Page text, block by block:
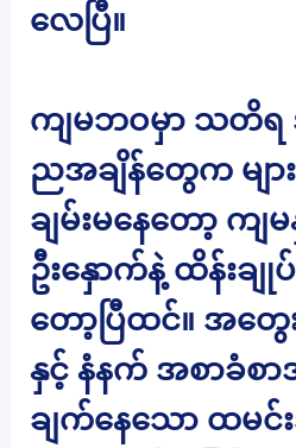
လေပြီ။
ကျမဘဝမှာ သတိရ
ညအချိန်တွေက မျ
ချမ်းမနေတော့ ကျ
ဦးနှောက်နဲ့ ထိန်းခ
တော့ပြီထင်။ အတွ
နှင့် နံနက် အစာခံ
ချက်နေသော ထမင်